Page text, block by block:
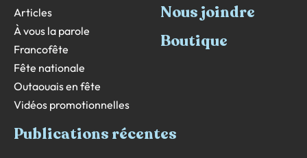
Articles
À vous la parole
Francofête
Fête nationale
Outaouais en fête
Vidéos promotionnelles
Nous joindre
Boutique
Publications récentes